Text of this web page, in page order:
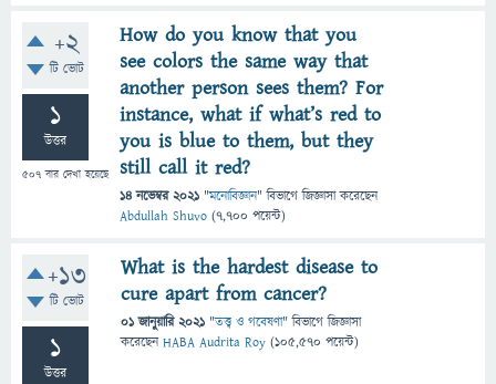
+2
টি ভোট
1
উত্তর
507 বার দেখা হয়েছে
How do you know that you
see colors the same way that
another person sees them? For
instance, what if what’s red to
you is blue to them, but they
still call it red?
14 নভেম্বর 2021 "মনোবিজ্ঞান" বিভাগে জিজ্ঞাসাকরেছেন
Abdullah Shuvo (7,700 পয়েন্ট)
+13
টি ভোট
1
উত্তর
What is the hardest disease to
cure apart from cancer?
01 জানুয়ারি 2021 "তত্ত্ব ও গবেষণা" বিভাগে জিজ্ঞাসা
করেছেনHABA Audrita Roy (105,570 পয়েন্ট)